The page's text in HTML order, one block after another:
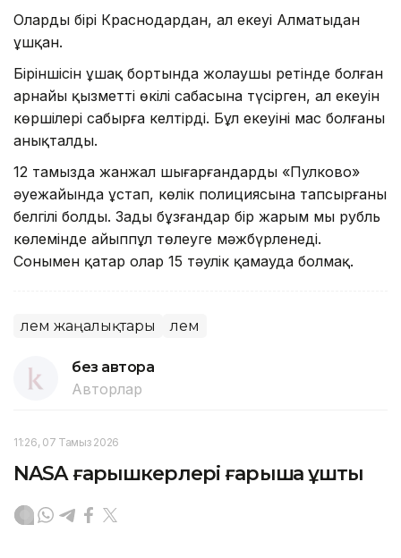
Олардың бірі Краснодардан, ал екеуі Алматыдан
ұшқан.
Біріншісін ұшақ бортында жолаушы ретінде болған
арнайы қызметтің өкілі сабасына түсірген, ал екеуін
көршілері сабырға келтірді. Бұл екеуінің мас болғаны
анықталды.
12 тамызда жанжал шығарғандарды «Пулково»
әуежайында ұстап, көлік полициясына тапсырғаны
белгілі болды. Заңды бұзғандар бір жарым мың рубль
көлемінде айыппұл төлеуге мәжбүрленеді.
Сонымен қатар олар 15 тәулік қамауда болмақ.
Әлем жаңалықтары Әлем
без автора
Авторлар
11:26, 07 Тамыз 2026
NASA ғарышкерлері ғарышқа ұшты